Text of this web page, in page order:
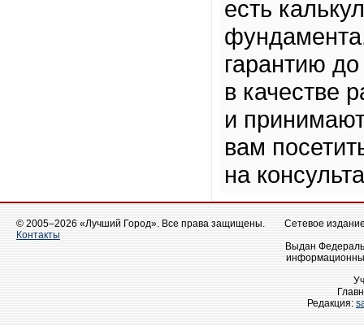
есть
гарантию
в качестве
и
вам
на
© 2005–2026 «Лучший Город». Все права защищены.
Контакты
Сетевое
Выдан
Редакция: